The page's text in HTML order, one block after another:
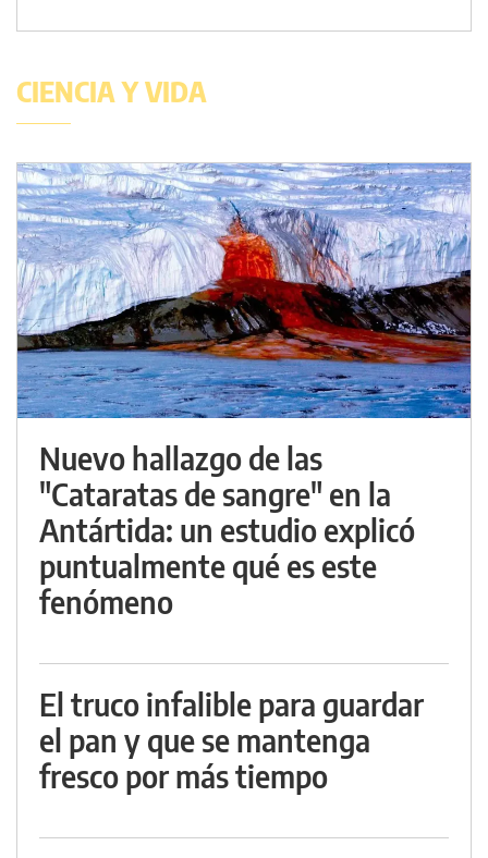
CIENCIA Y VIDA
Nuevo hallazgo de las
"Cataratas de sangre" en la
Antártida: un estudio explicó
puntualmente qué es este
fenómeno
El truco infalible para guardar
el pan y que se mantenga
fresco por más tiempo